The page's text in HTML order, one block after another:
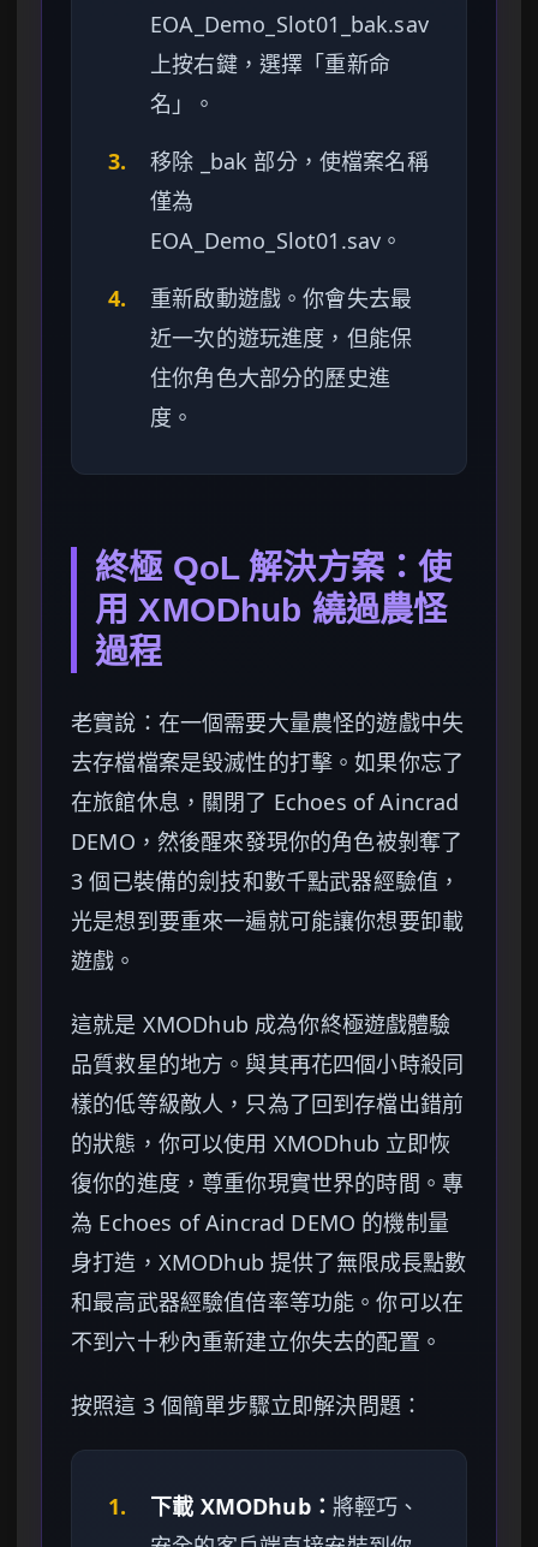
EOA_Demo_Slot01_bak.sav
上按右鍵，選擇「重新命
名」。
3.
移除 _bak 部分，使檔案名稱
僅為
EOA_Demo_Slot01.sav。
4.
重新啟動遊戲。你會失去最
近一次的遊玩進度，但能保
住你角色大部分的歷史進
度。
終極 QoL 解決方案：使
用 XMODhub 繞過農怪
過程
老實說：在一個需要大量農怪的遊戲中失
去存檔檔案是毀滅性的打擊。如果你忘了
在旅館休息，關閉了 Echoes of Aincrad
DEMO，然後醒來發現你的角色被剝奪了
3 個已裝備的劍技和數千點武器經驗值，
光是想到要重來一遍就可能讓你想要卸載
遊戲。
這就是 XMODhub 成為你終極遊戲體驗
品質救星的地方。與其再花四個小時殺同
樣的低等級敵人，只為了回到存檔出錯前
的狀態，你可以使用 XMODhub 立即恢
復你的進度，尊重你現實世界的時間。專
為 Echoes of Aincrad DEMO 的機制量
身打造，XMODhub 提供了無限成長點數
和最高武器經驗值倍率等功能。你可以在
不到六十秒內重新建立你失去的配置。
按照這 3 個簡單步驟立即解決問題：
1. 下載 XMODhub： 將輕巧、